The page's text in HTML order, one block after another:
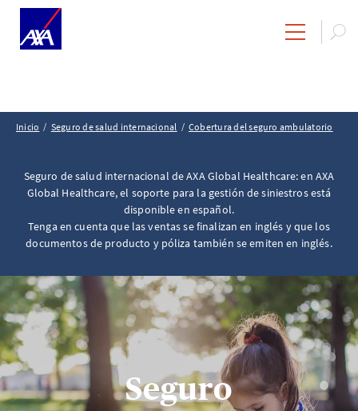
Inicio Seguro de salud internacional Cobertura del seguro ambulatorio
Seguro de salud internacional de AXA Global Healthcare: en AXA
Global Healthcare, el soporte para la gestión de siniestros está
disponible en español.
Tenga en cuenta que las ventas se finalizan en inglés y que los
documentos de producto y póliza también se emiten en inglés.
Seguro